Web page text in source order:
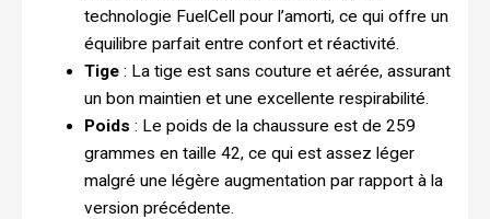
technologie FuelCell pour l’amorti, ce qui offre un
équilibre parfait entre confort et réactivité.
Tige: La tige est sans couture et aérée, assurant
un bon maintien et une excellente respirabilité.
Poids : Le poids de la chaussure est de 259
grammes en taille 42, ce qui est assez léger
malgré une légère augmentation par rapport à la
version précédente.